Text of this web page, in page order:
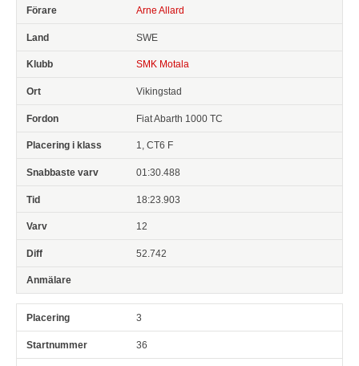
Arne Allard
SWE
SMK Motala
Vikingstad
Fiat Abarth 1000 TC
1, CT6 F
01:30.488
18:23.903
12
52.742
3
36